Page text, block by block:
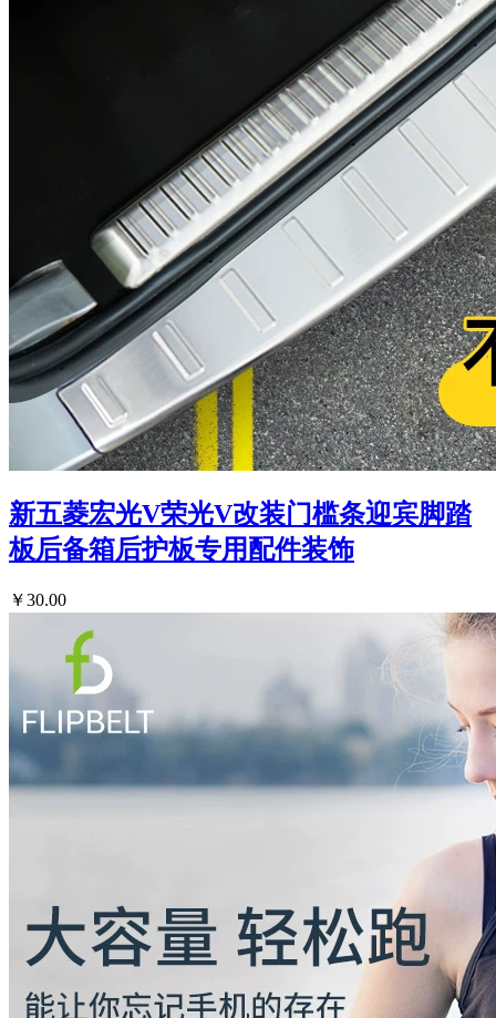
新五菱宏光V荣光V改装门槛条迎宾脚踏
板后备箱后护板专用配件装饰
￥30.00